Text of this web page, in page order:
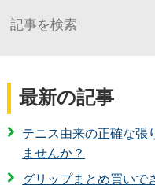
最新の記事
テニス由来の正確な張
ませんか？
グリップまとめ買いで